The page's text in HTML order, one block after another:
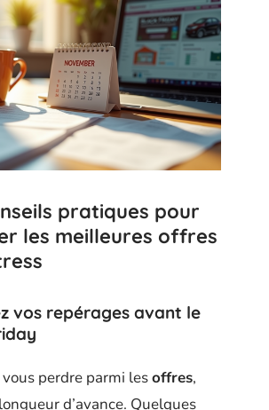
pratiques pour
les meilleures offres
vos repérages avant le
perdre parmi lesoffres,
d’avance. Quelques